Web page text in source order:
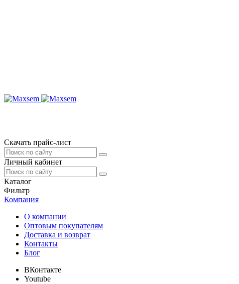
Скачать прайс-лист
Личный кабинет
Каталог
Фильтр
Компания
О компании
Оптовым покупателям
Доставка и возврат
Контакты
Блог
ВКонтакте
Youtube